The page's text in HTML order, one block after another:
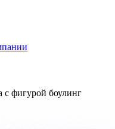
с фигурой боулинг